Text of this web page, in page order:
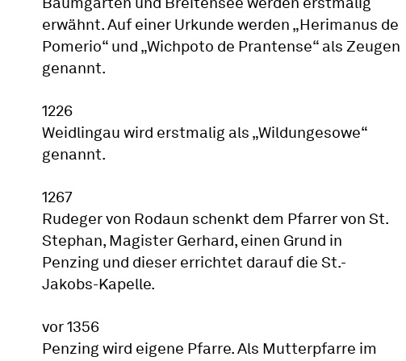
erwähnt. Auf einer Urkunde werden „Herimanus de
Pomerio“ und „Wichpoto de Prantense“ als Zeugen
genannt.
1226
Weidlingau wird erstmalig als „Wildungesowe“
genannt.
1267
Rudeger von Rodaun schenkt dem Pfarrer von St.
Stephan, Magister Gerhard, einen Grund in
Penzing und dieser errichtet darauf die St.-
Jakobs-Kapelle.
vor 1356
Penzing wird eigene Pfarre. Als Mutterpfarre im